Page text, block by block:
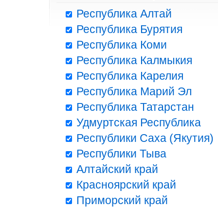
Республика Алтай
Республика Бурятия
Республика Коми
Республика Калмыкия
Республика Карелия
Республика Марий Эл
Республика Татарстан
Удмуртская Республика
Республики Саха (Якутия)
Республики Тыва
Алтайский край
Красноярский край
Приморский край